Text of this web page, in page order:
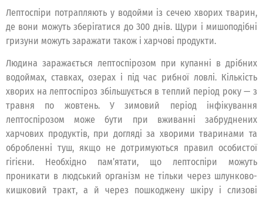
Лептоспіри потрапляють у водойми із сечею хворих тварин,
де вони можуть зберігатися до 300 днів. Щури і мишоподібні
гризуни можуть заражати також і харчові продукти.
Людина заражається лептоспірозом при купанні в дрібних
водоймах, ставках, озерах і під час рибної ловлі. Кількість
хворих на лептоспіроз збільшується в теплий період року — з
травня по жовтень. У зимовий період інфікування
лептоспірозом може бути при вживанні забруднених
харчових продуктів, при догляді за хворими тваринами та
обробленні туш, якщо не дотримуються правил особистої
гігієни. Необхідно пам’ятати, що лептоспіри можуть
проникати в людський організм не тільки через шлунково-
кишковий тракт, а й через пошкоджену шкіру і слизові